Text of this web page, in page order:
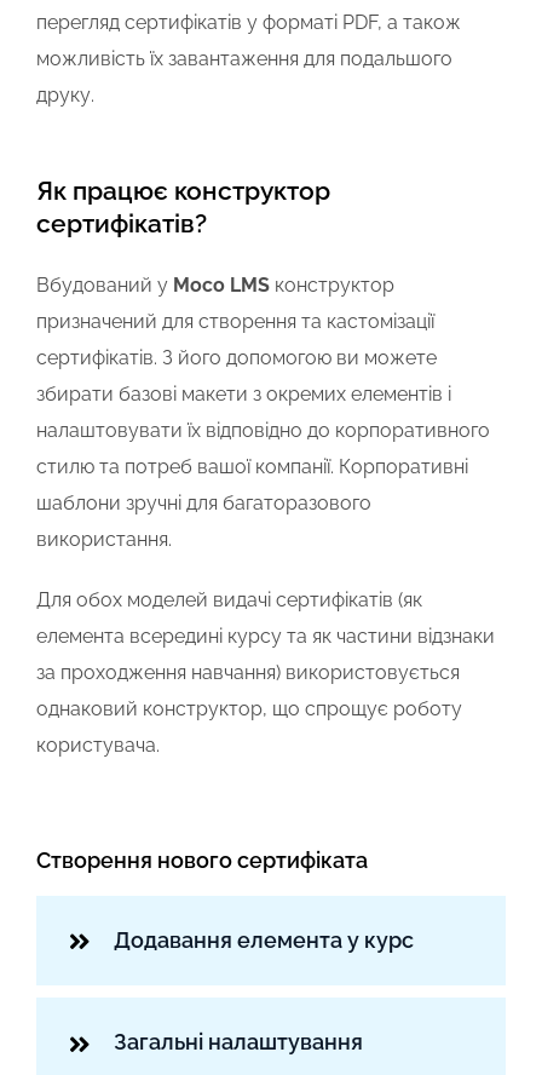
перегляд сертифікатів у форматі PDF, а також
можливість їх завантаження для подальшого
друку.
Як працює конструктор
сертифікатів?
Вбудований у Moco LMSконструктор
призначений для створення та кастомізації
сертифікатів. З його допомогою ви можете
збирати базові макети з окремих елементів і
налаштовувати їх відповідно до корпоративного
стилю та потреб вашої компанії. Корпоративні
шаблони зручні для багаторазового
використання.
Для обох моделей видачі сертифікатів (як
елемента всередині курсу та як частини відзнаки
за проходження навчання) використовується
однаковий конструктор, що спрощує роботу
користувача.
Створення нового сертифіката
Додавання елемента у курс
Загальні налаштування